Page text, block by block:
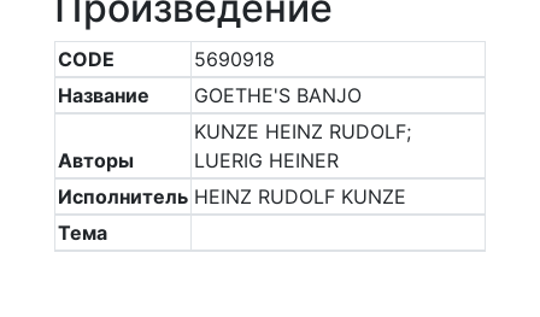
CODE
5690918
Название
GOETHE'S BANJO
Авторы
KUNZE HEINZ RUDOLF;
LUERIG HEINER
Исполнитель HEINZ RUDOLF KUNZE
Тема